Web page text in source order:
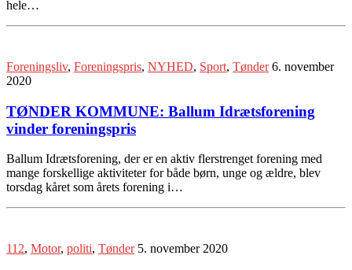
hele…
Foreningsliv, Foreningspris, NYHED, Sport, Tønder 6. november
2020
TØNDER KOMMUNE: Ballum Idrætsforening
vinder foreningspris
Ballum Idrætsforening, der er en aktiv flerstrenget forening med
mange forskellige aktiviteter for både børn, unge og ældre, blev
torsdag kåret som årets forening i…
112, Motor, politi, Tønder 5. november 2020